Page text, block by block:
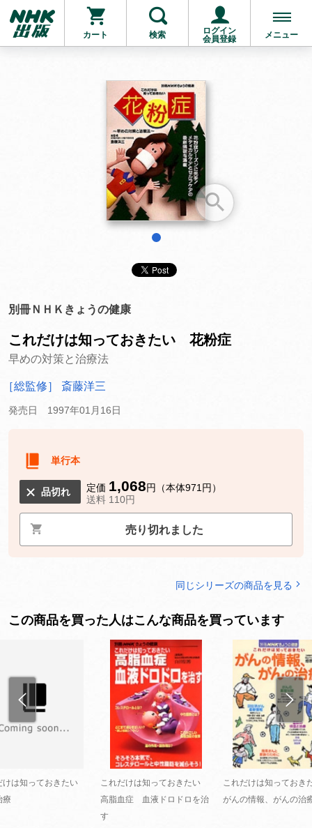
カート 検索
ログイン
会員登録
メニュー
お支払いに進む
他にも商品を買う
別冊ＮＨＫきょうの健康
これだけは知っておきたい 花粉症
早めの対策と治療法
［総監修］ 斎藤洋三
発売日 1997年01月16日
単行本
品切れ 定価 1,068円（本体971円）
送料 110円
売り切れました
同じシリーズの商品を見る
この商品を買った人はこんな商品を買っています
けは知っておきたい
療
これだけは知っておきたい
高脂血症 血液ドロドロを治
す
これだけは知ってお
がんの情報、がんの治